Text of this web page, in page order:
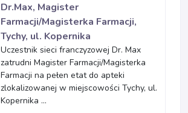
Dr.Max, Magister
Farmacji/Magisterka Farmacji,
Tychy, ul. Kopernika
Uczestnik sieci franczyzowej Dr. Max
zatrudni Magister Farmacji/Magisterka
Farmacji na pełen etat do apteki
zlokalizowanej w miejscowości Tychy, ul.
Kopernika ...